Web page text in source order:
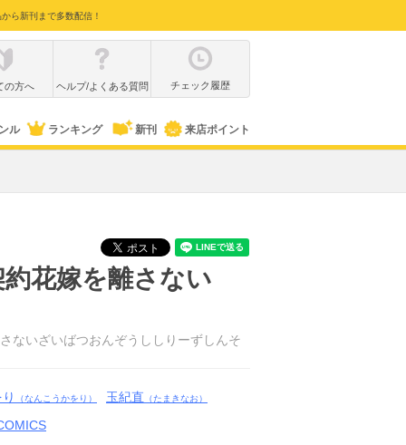
ら新刊まで多数配信！
の方へ ヘルプ/よくある質問 チェック履歴
ル ランキング 新刊 来店ポイント
花嫁を離さない
ないざいばつおんぞうししりーずしんそ
（なんこうかをり） 玉紀直 （たまきなお）